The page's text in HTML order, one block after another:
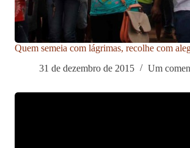
Quem semeia com lágrimas, recolhe com
31 de dezembro de 2015
Um